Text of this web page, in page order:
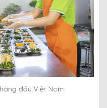
hàng đầu Việt Nam